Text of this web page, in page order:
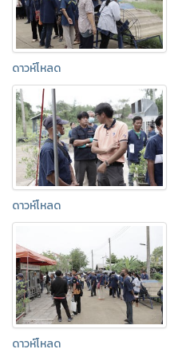
ดาวห์โหลด
ดาวห์โหลด
ดาวห์โหลด